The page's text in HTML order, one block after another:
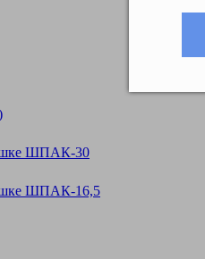
ШПАК-30
ШПАК-16,5